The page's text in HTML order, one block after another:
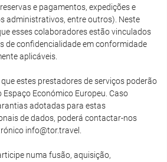
e pagamentos, expedições e
administrativos, entre outros). Neste
esses colaboradores estão vinculados
de confidencialidade em conformidade
aplicáveis.
estes prestadores de serviços poderão
Económico Europeu. Caso
adotadas para estas
de dados, poderá contactar-nos
info@tor.travel.
numa fusão, aquisição,